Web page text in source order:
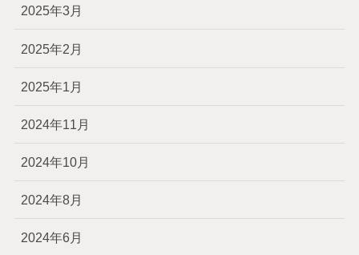
2025年3月
2025年2月
2025年1月
2024年11月
2024年10月
2024年8月
2024年6月